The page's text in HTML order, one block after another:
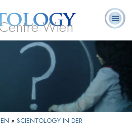
Wien
Ehrenamtliche
Geistliche
Häufig gestellte
Fragen
» SCIENTOLOGY IN DER